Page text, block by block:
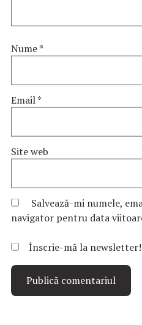
Nume*
Email*
Site web
Salvează-mi numele,
navigator pentru data
Înscrie-mă la newsletter!